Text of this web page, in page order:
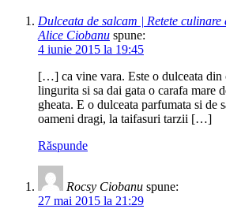
Dulceata de salcam | Retete
Alice Ciobanu spune:
4 iunie 2015 la 19:45
[…] ca vine vara. Este o dulceata din
lingurita si sa dai gata o carafa mare
gheata. E o dulceata parfumata si de
oameni dragi, la taifasuri tarzii […]
Răspunde
Rocsy Ciobanu spune:
27 mai 2015 la 21:29